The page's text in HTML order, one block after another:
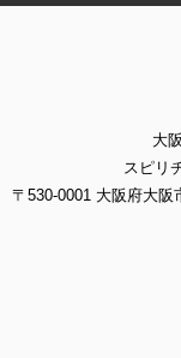
大
スピリ
〒530-0001 大阪府大阪